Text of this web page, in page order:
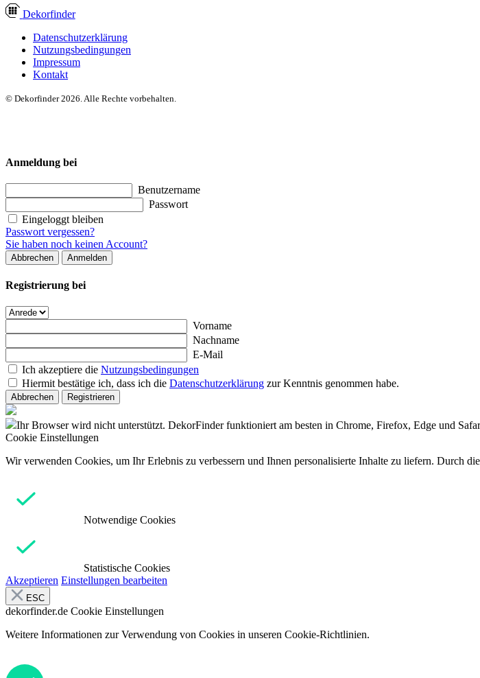
Dekorfinder
Datenschutzerklärung
Nutzungsbedingungen
Impressum
Kontakt
© Dekorfinder 2026. Alle Rechte vorbehalten.
Anmeldung bei
Benutzername
Passwort
Eingeloggt bleiben
Passwort vergessen?
Sie haben noch keinen Account?
Abbrechen Anmelden
Registrierung bei
Vorname
Nachname
E-Mail
Ich akzeptiere die Nutzungsbedingungen
Hiermit bestätige ich, dass ich die Datenschutzerklärung zur Kenntnis genommen habe.
Abbrechen Registrieren
Ihr Browser wird nicht unterstützt. DekorFinder funktioniert am besten in Chrome, Firefox, Edge und
Cookie Einstellungen
Wir verwenden Cookies, um Ihr Erlebnis zu verbessern und Ihnen personalisierte Inhalte zu liefern. Durch
Notwendige Cookies
Statistische Cookies
Akzeptieren Einstellungen bearbeiten
ESC
dekorfinder.de Cookie Einstellungen
Weitere Informationen zur Verwendung von Cookies in unseren Cookie-Richtlinien.